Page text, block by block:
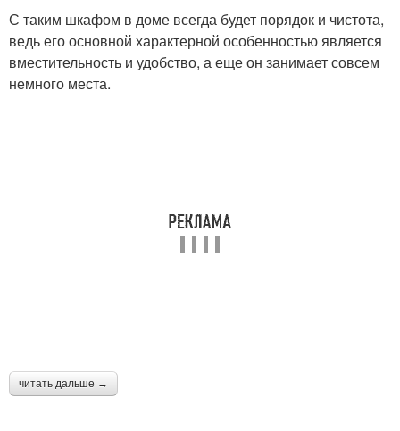
С таким шкафом в доме всегда будет порядок и чистота,
ведь его основной характерной особенностью является
вместительность и удобство, а еще он занимает совсем
немного места.
читать дальше →